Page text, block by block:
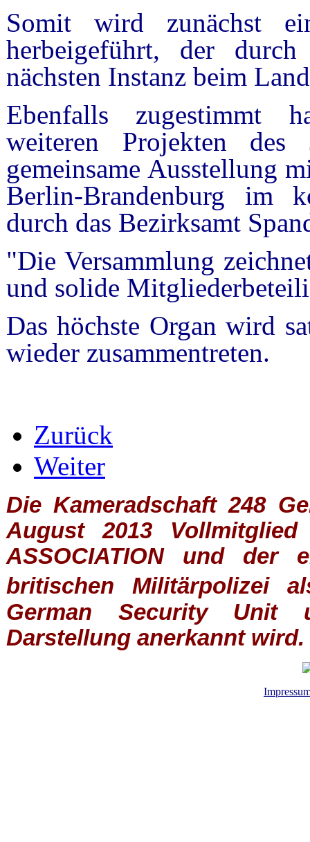
Somit wird zunächst
herbeigeführt, der
nächsten Instanz beim
Ebenfalls zugestimmt
weiteren Projekten
gemeinsame Ausstellung
Berlin-Brandenburg im
durch das Bezirksamt
"Die Versammlung
und solide
Das höchste Organ wird
wieder zusammentreten.
Zurück
Weiter
Die Kameradschaft 248
August 2013
ASSOCIATIONund der
britischen
Militärpolizei
German Security Unit
Darstellung anerkannt wird.